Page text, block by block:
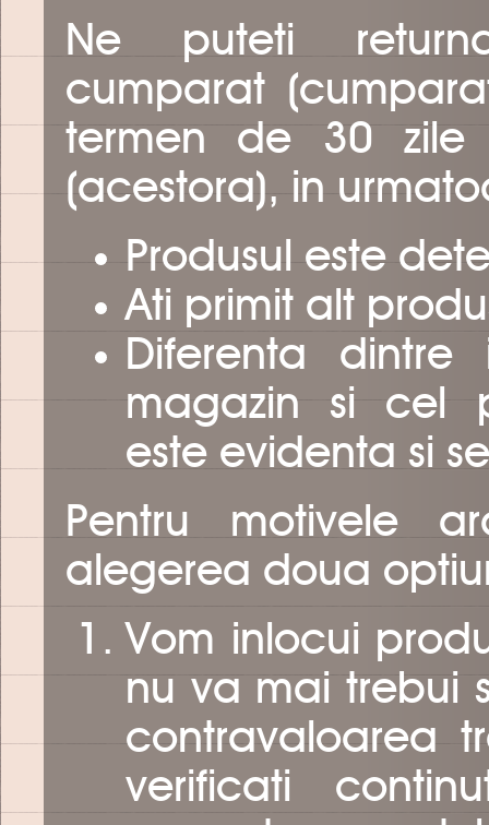
Ne puteti
cumparat
termen de 30
(acestora), in
Produsul este
Ati primit alt
Diferenta dintre
magazin si cel
este evidenta si
Pentru motivele
alegerea doua
Vom inlocui
nu va mai trebui
contravaloarea
verificati